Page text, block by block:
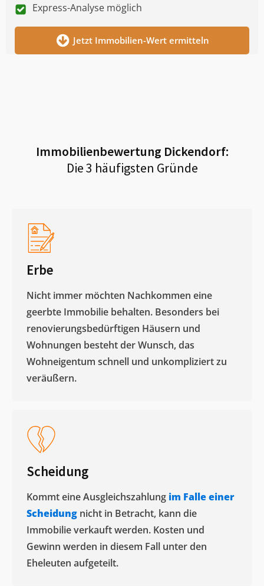
Express-Analyse möglich
Jetzt Immobilien-Wert ermitteln
Immobilienbewertung Dickendorf:
Die 3 häufigsten Gründe
Erbe
Nicht immer möchten Nachkommen eine
geerbte Immobilie behalten. Besonders bei
renovierungsbedürftigen Häusern und
Wohnungen besteht der Wunsch, das
Wohneigentum schnell und unkompliziert zu
veräußern. ​
Scheidung
Kommt eine Ausgleichszahlung im Falle einer
Scheidung nicht in Betracht, kann die
Immobilie verkauft werden. Kosten und
Gewinn werden in diesem Fall unter den
Eheleuten aufgeteilt.​